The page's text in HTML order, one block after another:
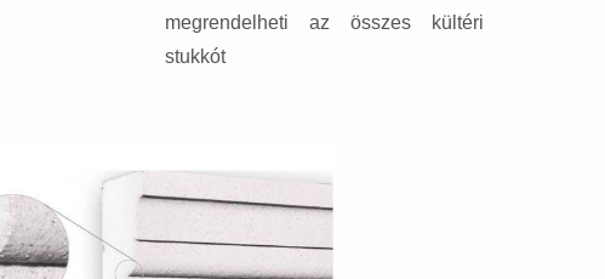
megrendelheti az összes kültéri
stukkót